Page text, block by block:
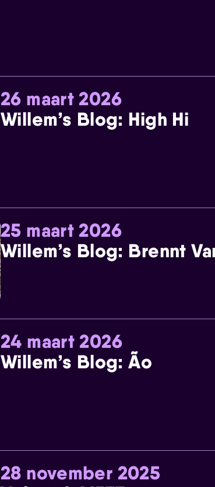
26 maart 2026
Willem’s Blog: High Hi
25 maart 2026
Willem’s Blog: Brennt
24 maart 2026
Willem’s Blog: Ão
28 november 2025